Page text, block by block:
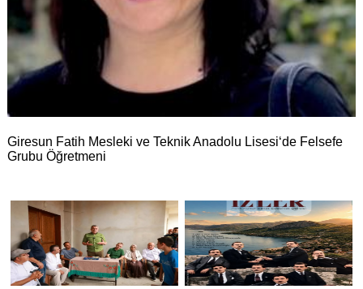
Giresun Fatih Mesleki ve Teknik Anadolu Lisesi‘de Felsefe
Grubu Öğretmeni